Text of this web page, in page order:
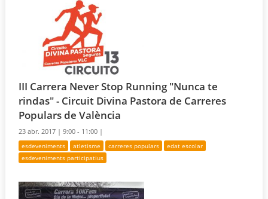
III Carrera Never Stop Running "Nunca te
rindas" - Circuit Divina Pastora de Carreres
Populars de València
23 abr. 2017 |9:00 - 11:00 |
esdeveniments atletisme carreres populars
edat escolar
esdeveniments participatius